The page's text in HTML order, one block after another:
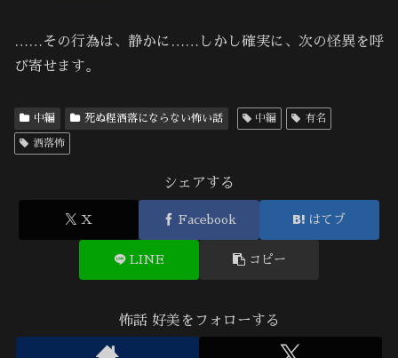
……その行為は、静かに……しかし確実に、次の怪異を呼
び寄せます。
中編 死ぬ程洒落にならない怖い話 中編 有名
洒落怖
シェアする
X Facebook はてブ
LINE コピー
怖話 好美をフォローする